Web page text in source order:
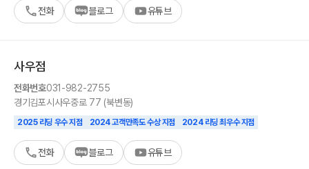
전화 블로그 유튜브
사우점
전화번호031-982-2755
경기 김포시 사우중로 77 (북변동)
2025 리딩 우수 지점 2024 고객만족도 수상 지점 2024 리딩 최우수 지점
전화 블로그 유튜브